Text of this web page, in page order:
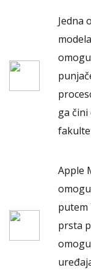
Jedna
ga
Apple
putem
prsta